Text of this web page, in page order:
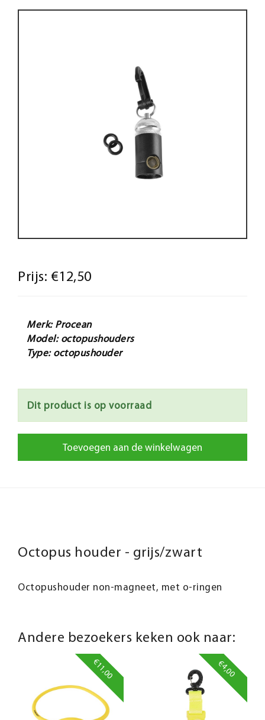
Prijs: €12,50
Merk: Procean
Model: octopushouders
Type: octopushouder
Dit product is op voorraad
Toevoegen aan de winkelwagen
Octopus houder - grijs/zwart
Octopushouder non-magneet, met o-ringen
Andere bezoekers keken ook naar:
€11,00 €4,00